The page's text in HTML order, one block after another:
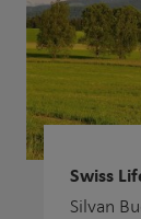
Swiss
Silvan